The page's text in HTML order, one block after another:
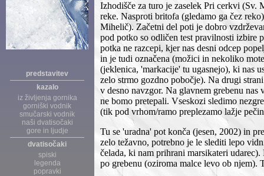
predstavitev
kazalo
iz življenja gornika
gorniški vodnik
smučarski vodnik
naši dvatisočaki
gore in ljudje
dvatisočaki
spiski
legenda
popravki
Izhodišče za turo je zaselek Pri cerkvi (Sv.
reke. Nasproti britofa (gledamo ga čez
Mihelič). Začetni del poti je dobro
pod potko so odličen test pravilnosti izbire
potka ne razcepi, kjer nas desni odcep
in je tudi označena (možici in nekoliko
(jeklenica, 'markacije' tu ugasnejo), ki nas
zelo strmo gozdno pobočje). Na drugi
v desno navzgor. Na glavnem grebenu nas
ne bomo pretepali. Vseskozi sledimo
(tik pod vrhom/ramo preplezamo lažje
Tu se 'uradna' pot konča (jesen, 2002) in
zelo težavno, potrebno je le slediti lepo
čelada, ki nam prihrani marsikateri
po grebenu (oziroma malce levo ob njem).